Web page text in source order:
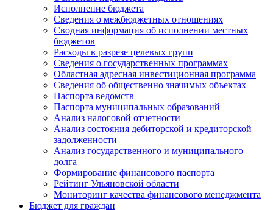
Исполнение бюджета
Сведения о межбюджетных отношениях
Сводная информация об исполнении местных
бюджетов
Расходы в разрезе целевых групп
Сведения о государственных программах
Областная адресная инвестиционная программа
Сведения об общественно значимых объектах
Паспорта ведомств
Паспорта муниципальных образований
Анализ налоговой отчетности
Анализ состояния дебиторской и кредиторской
задолженности
Анализ государственного и муниципального
долга
Формирование финансового паспорта
Рейтинг Ульяновской области
Мониторинг качества финансового менеджмента
Бюджет для граждан